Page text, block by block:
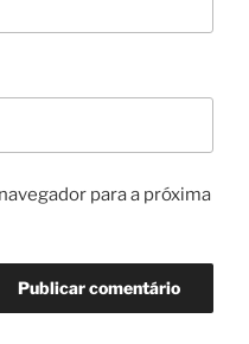
para a próxima